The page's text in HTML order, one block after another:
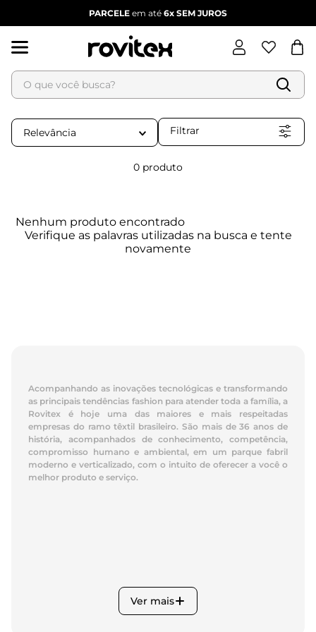
PARCELE em até 6x SEM JUROS
O que você busca?
Relevância Filtrar
0 produto
Nenhum produto encontrado
Acompanhando as inovações tecnológicas e transformando
as principais tendências fashion para atender toda a família, a
Rovitex é hoje uma das maiores e mais respeitadas
empresas do ramo têxtil brasileiro. São mais de 36 anos de
história, acompanhados de conhecimento, competência,
compromisso humano e ambiental, em um parque fabril
moderno e verticalizado, com o intuito de oferecer a você o
melhor produto e serviço.
Ver mais
Termos mais buscados
1
2º
vestido
6º conjunto feminino